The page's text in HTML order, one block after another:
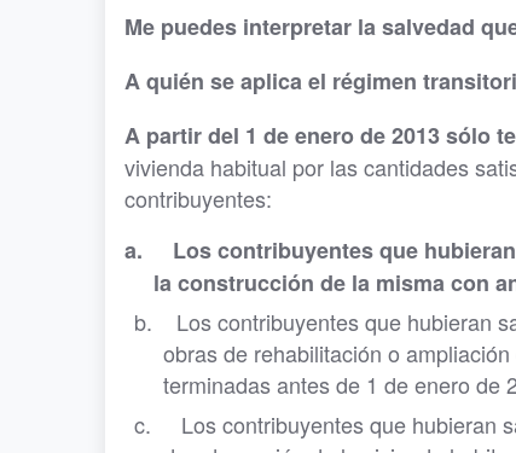
Me puedes interpretar la salvedad
A quién se aplica el régimen
A partir del 1 de enero de 2013 sólo
vivienda habitual por las cantidades
contribuyentes:
a. Los contribuyentes que
la construcción de la misma con
b. Los contribuyentes que hubieran
obras de rehabilitación o
terminadas antes de 1 de enero de
c. Los contribuyentes que hubieran